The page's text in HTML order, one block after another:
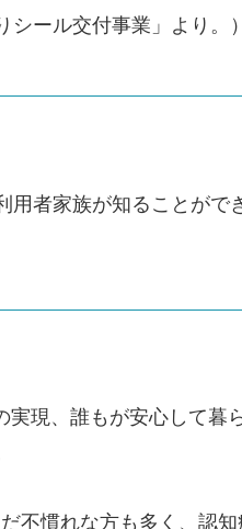
シール交付事業」より。）
用者家族が知ることが
現、誰もが安心して
不慣れな方も多く、認